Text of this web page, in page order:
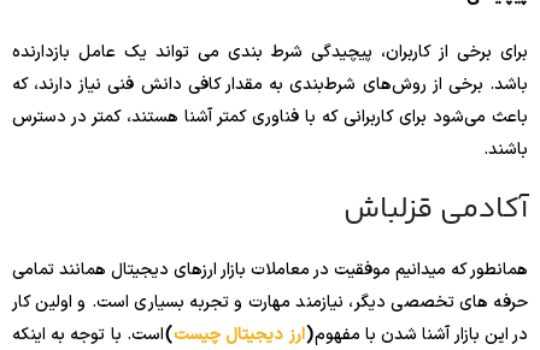
برای برخی از کاربران، پیچیدگی شرط بندی می تواند یک عامل بازدارنده
باشد. برخی از روش‌های شرط‌بندی به مقدار کافی دانش فنی نیاز دارند، که
باعث می‌شود برای کاربرانی که با فناوری کمتر آشنا هستند، کمتر در دسترس
باشند.
آکادمی قزلباش
همانطور که میدانیم موفقیت در معاملات بازار ارزهای دیجیتال همانند تمامی
حرفه های تخصصی دیگر، نیازمند مهارت و تجربه بسیاری است. و اولین کار
در این بازار آشنا شدن با مفهوم(ارز دیجیتال چیست)است. با توجه به اینکه